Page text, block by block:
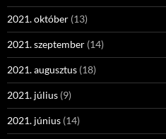
2021. október (13)
2021. szeptember (14)
2021. augusztus (18)
2021. július (9)
2021. június (14)